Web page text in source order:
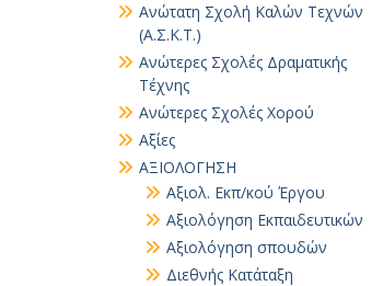
Ανώτατη Σχολή Καλών Τεχνών
(Α.Σ.Κ.Τ.)
Ανώτερες Σχολές Δραματικής
Τέχνης
Ανώτερες Σχολές Χορού
Αξίες
ΑΞΙΟΛΟΓΗΣΗ
Αξιολ. Εκπ/κού Έργου
Αξιολόγηση Εκπαιδευτικών
Αξιολόγηση σπουδών
Διεθνής Κατάταξη